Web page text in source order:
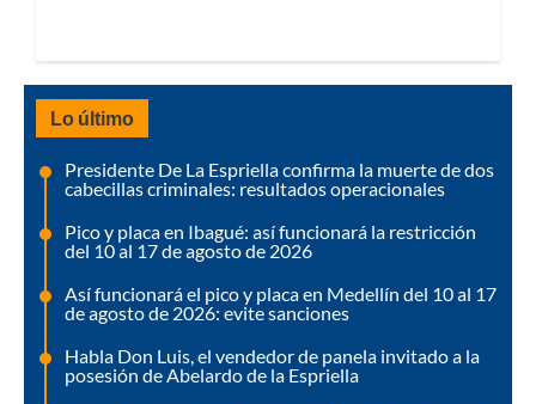
Lo último
Presidente De La Espriella confirma la muerte de dos
cabecillas criminales: resultados operacionales
Pico y placa en Ibagué: así funcionará la restricción
del 10 al 17 de agosto de 2026
Así funcionará el pico y placa en Medellín del 10 al 17
de agosto de 2026: evite sanciones
Habla Don Luis, el vendedor de panela invitado a la
posesión de Abelardo de la Espriella